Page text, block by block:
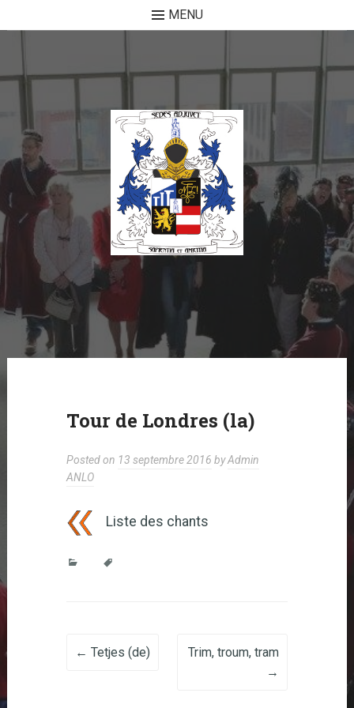
MENU
Tour de Londres (la)
Posted on 13 septembre 2016 byAdmin
ANLO
Liste des chants
Post navigation
← Tetjes (de)
Trim, troum, tram
→